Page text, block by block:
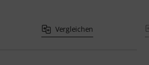
Vergleichen